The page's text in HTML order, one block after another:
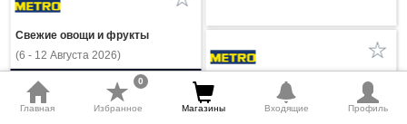
Свежие овощи и фрукты
(6 - 12 Августа 2026)
Свежие овощи и фрукты
(6 - 12 Августа 2026)
Главная Избранное
0
Магазины Входящие Профиль